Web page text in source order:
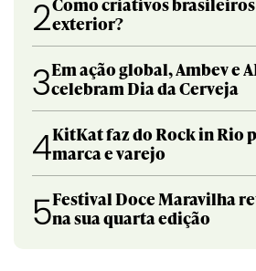
2exterior?
3Em ação global, Ambev e
celebram Dia da Cerveja
4KitKat faz do Rock in Rio
marca e varejo
5Festival Doce Maravilha
na sua quarta edição